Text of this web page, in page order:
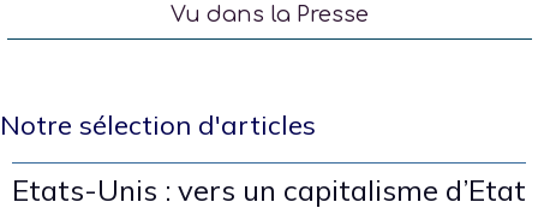
Vu dans la Presse
Notre sélection d'articles
Etats-Unis : vers un capitalisme d’Etat